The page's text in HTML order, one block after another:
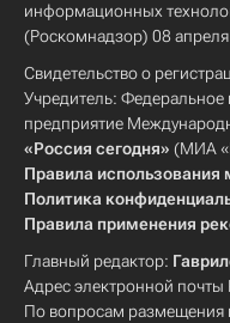
информационных
(Роскомнадзор) 08
Свидетельство о
Учредитель: Федеральное
предприятие
«Россия сегодня» (МИА
Правила использования
Политика
Правила применения
Главный редактор:
Адрес электронной почты
По вопросам размещения